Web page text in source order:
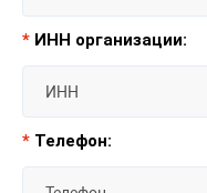
* ИНН организации:
* Телефон: